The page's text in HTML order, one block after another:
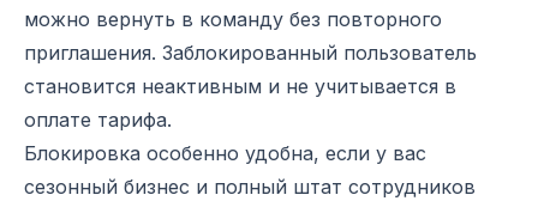
можно вернуть в команду без повторного
приглашения. Заблокированный пользователь
становится неактивным и не учитывается в
оплате тарифа.
Блокировка особенно удобна, если у вас
сезонный бизнес и полный штат сотрудников